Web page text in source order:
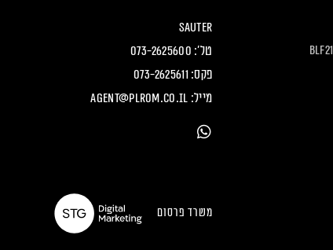
Sauter
טל': 073-2625600
פקס: 073-2625611
מייל: agent@plrom.co.il
משרד פרסום